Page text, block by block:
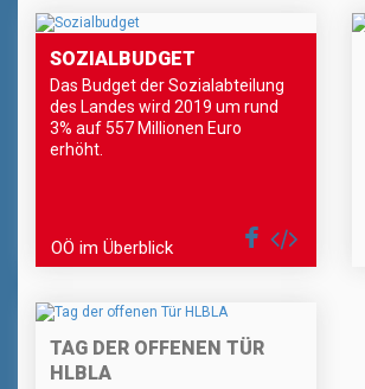
SOZIALBUDGET
Das Budget der Sozialabteilung
des Landes wird 2019 um rund
3% auf 557 Millionen Euro
erhöht.
OÖ im Überblick
TAG DER OFFENEN TÜR
HLBLA